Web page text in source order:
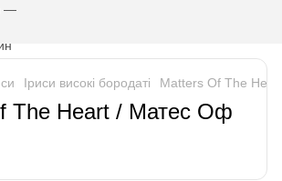
Іриси високі бородаті Matters Of The
The Heart / Матес Оф